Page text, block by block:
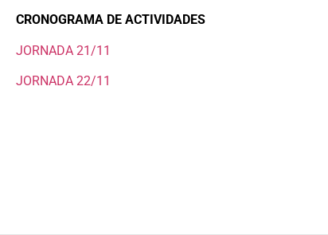
CRONOGRAMA DE ACTIVIDADES
JORNADA 21/11
JORNADA 22/11